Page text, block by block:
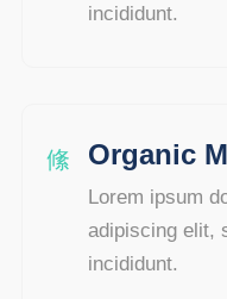
incididunt.
Organic
Lorem ipsum
adipiscing elit,
incididunt.